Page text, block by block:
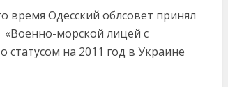
время Одесский облсовет принял
морской лицей с
на 2011 год в Украине